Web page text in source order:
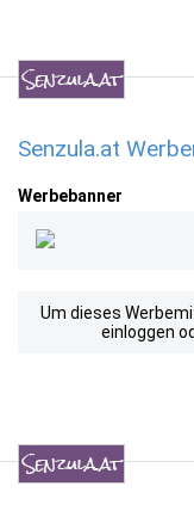
Senzula.at
Werbebanner
Um dieses
einloggen